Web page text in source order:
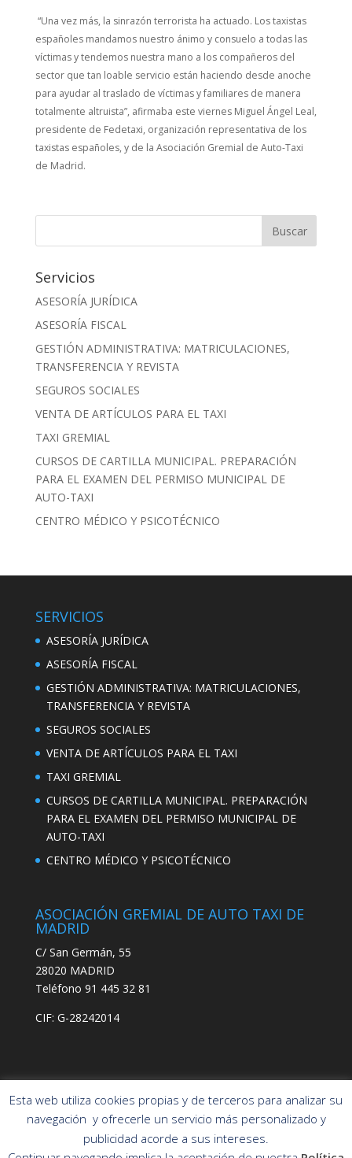
“Una vez más, la sinrazón terrorista ha actuado. Los taxistas
españoles mandamos nuestro ánimo y consuelo a todas las
víctimas y tendemos nuestra mano a los compañeros del
sector que tan loable servicio están haciendo desde anoche
para ayudar al traslado de víctimas y familiares de manera
totalmente altruista”, afirmaba este viernes Miguel Ángel Leal,
presidente de Fedetaxi, organización representativa de los
taxistas españoles, y de la Asociación Gremial de Auto-Taxi
de Madrid.
Servicios
ASESORÍA JURÍDICA
ASESORÍA FISCAL
GESTIÓN ADMINISTRATIVA: MATRICULACIONES,
TRANSFERENCIA Y REVISTA
SEGUROS SOCIALES
VENTA DE ARTÍCULOS PARA EL TAXI
TAXI GREMIAL
CURSOS DE CARTILLA MUNICIPAL. PREPARACIÓN
PARA EL EXAMEN DEL PERMISO MUNICIPAL DE
AUTO-TAXI
CENTRO MÉDICO Y PSICOTÉCNICO
SERVICIOS
ASESORÍA JURÍDICA
ASESORÍA FISCAL
GESTIÓN ADMINISTRATIVA: MATRICULACIONES,
TRANSFERENCIA Y REVISTA
SEGUROS SOCIALES
VENTA DE ARTÍCULOS PARA EL TAXI
TAXI GREMIAL
CURSOS DE CARTILLA MUNICIPAL. PREPARACIÓN
PARA EL EXAMEN DEL PERMISO MUNICIPAL DE
AUTO-TAXI
CENTRO MÉDICO Y PSICOTÉCNICO
ASOCIACIÓN GREMIAL DE AUTO TAXI DE
MADRID
C/ San Germán, 55
28020 MADRID
Teléfono 91 445 32 81
CIF: G-28242014
Asociación Gremial
POLÍTICA DE PRIVACIDAD
Esta web utiliza cookies propias y de terceros para analizar su
navegación y ofrecerle un servicio más personalizado y
publicidad acorde a sus intereses.